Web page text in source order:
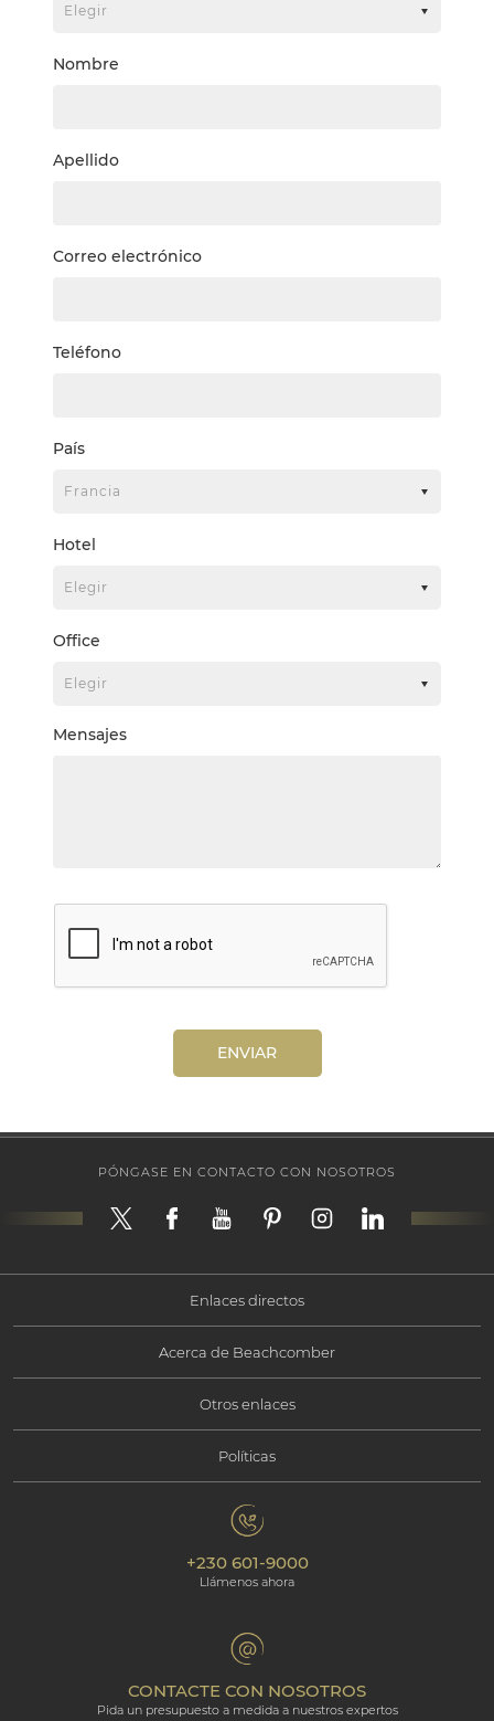
Nombre
Apellido
Correo electrónico
Teléfono
País
Hotel
Office
Mensajes
ENVIAR
PÓNGASE EN CONTACTO CON NOSOTROS
Enlaces directos
Ofertas
Mauricio
Nuestros hoteles
Programa de afiliados
Acerca de Beachcomber
Información Corporativa
Responsibilidad Medioambiental
The Art of Beautiful
Otros enlaces
Contacte con nosotros
Galería de Fotos
Beachcomber Magazine
Rincón profesional
Políticas
Política de Confidencialidad
Política de Cookies
Términos y condiciones
+230 601-9000
Llámenos ahora
CONTACTE CON NOSOTROS
Pida un presupuesto a medida a nuestros expertos